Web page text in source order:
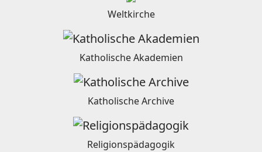
Weltkirche
Katholische Akademien
Katholische Archive
Religionspädagogik